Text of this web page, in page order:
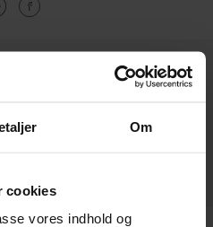
Om
cookies
vores indhold og